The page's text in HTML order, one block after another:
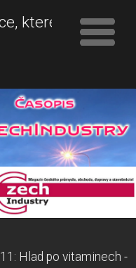
které
Hlad po vitaminech -